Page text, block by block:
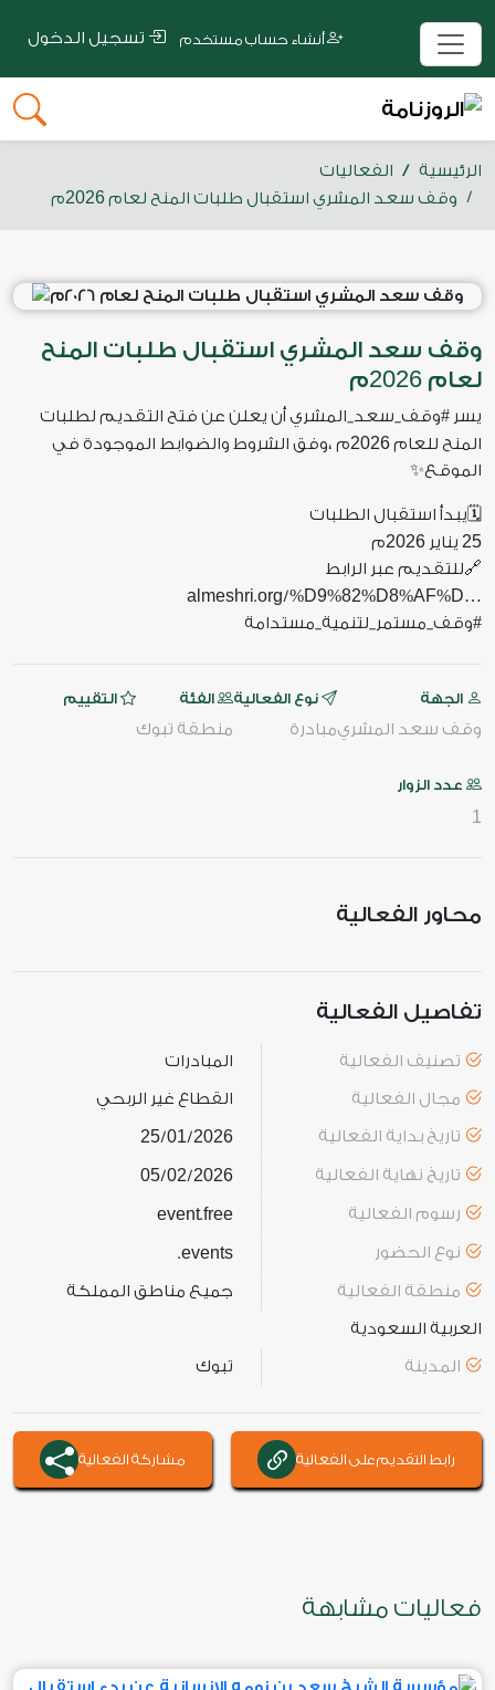
الرئيسية
الفعاليات
وقف سعد المشري استقبال طلبات المنح لعام2026م
وقف سعد المشري استقبال طلبات المنح
لعام 2026م
‏يسر ⁧‫#وقف_سعد_المشري‬⁩ أن يعلن عن فتح التقديم لطلبات
المنح للعام2026م ،وفق الشروط والضوابط الموجودة في
الموقع✨
‏🗓️يبدأ استقبال الطلبات
25 يناير 2026م
‏🔗للتقديم عبر الرابط
almeshri.org/%D9%82%D8%AF%D…‬⁩
الجهة
وقف سعد المشري
نوع الفعالية
مبادرة
الفئة
منطقة تبوك
التقييم
عدد الزوار
1
محاور الفعالية
تفاصيل الفعالية
تصنيف الفعالية
المبادرات
مجال الفعالية
القطاع غير الربحي
تاريخ بداية الفعالية
25/01/2026
تاريخ نهاية الفعالية 05/02/2026
رسوم الفعالية event.free
نوع الحضور events
.
منطقة الفعالية
جميع مناطق المملكة
العربية السعودية
المدينة
تبوك
رابط التقديم على الفعالية مشاركة الفعالية
فعاليات مشابهة